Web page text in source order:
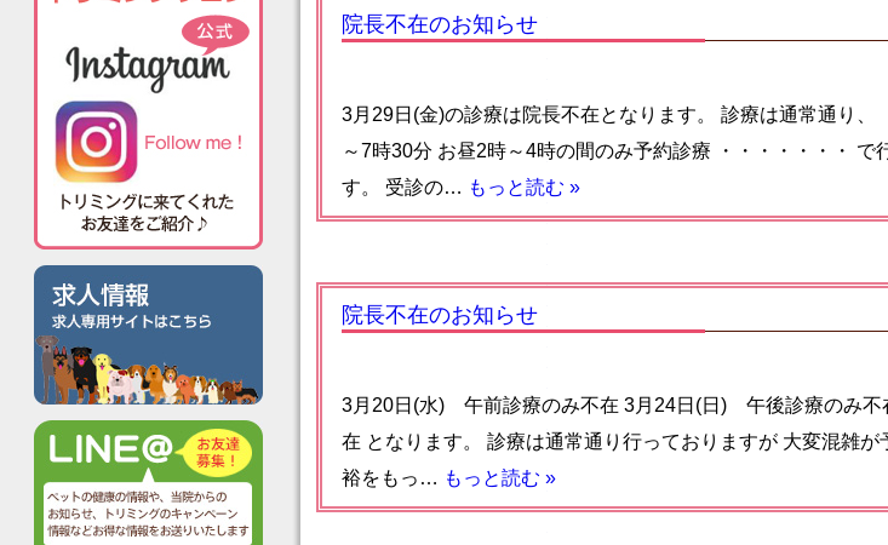
院長不在のお知らせ
3月29日(金)の診療は院長不在となります。 診療は通常通り
～7時30分 お昼2時～4時の間のみ予約診療 ・・・・・・・ で
す。 受診の… もっと読む »
院長不在のお知らせ
3月20日(水) 午前診療のみ不在 3月24日(日) 午後診療のみ
在 となります。 診療は通常通り行っておりますが 大変混雑
裕をもっ… もっと読む »